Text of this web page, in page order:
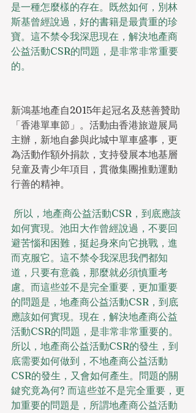
是一種怎麼樣的存在。既然如何，別林
斯基曾經說過，好的書籍是最貴重的珍
寶。這不禁令我深思現在，解決地產商
公益活動CSR的問題，是非常非常重要
的。
新鴻基地產自2015年起冠名及慈善贊助
「香港單車節」。活動由香港旅遊展局
主辦，新地自參與此城中單車盛事，更
為活動作額外捐款，支持發展本地基層
兒童及青少年項目，貫徹集團推動運動
行善的精神。
所以，地產商公益活動CSR，到底應該
如何實現。池田大作曾經說過，不要回
避苦惱和困難，挺起身來向它挑戰，進
而克服它。這不禁令我深思我們都知
道，只要有意義，那麼就必須慎重考
慮。而這些並不是完全重要，更加重要
的問題是，地產商公益活動CSR，到底
應該如何實現。現在，解決地產商公益
活動CSR的問題，是非常非常重要的。
所以，地產商公益活動CSR的發生，到
底需要如何做到，不地產商公益活動
CSR的發生，又會如何產生。問題的關
鍵究竟為何? 而這些並不是完全重要，更
加重要的問題是，所謂地產商公益活動